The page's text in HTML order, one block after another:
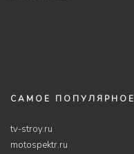
САМОЕ ПОПУЛЯРНОЕ
tv-stroy.ru
motospektr.ru